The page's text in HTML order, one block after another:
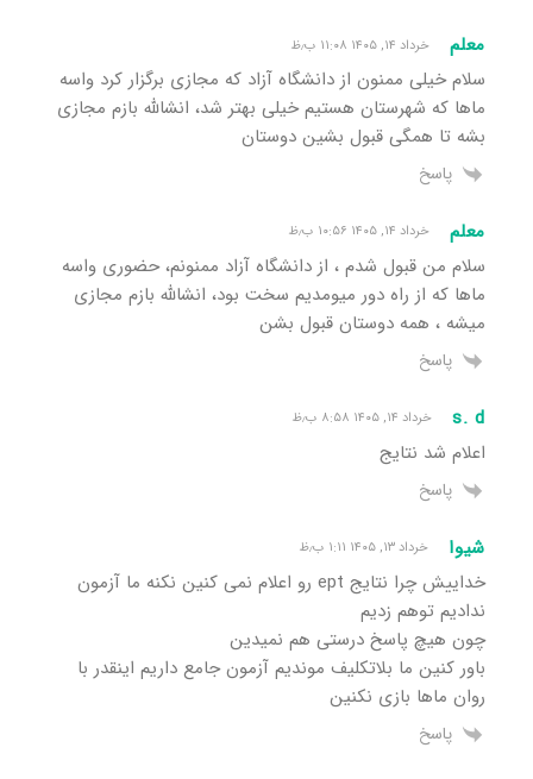
معلم خرداد ۱۴, ۱۴۰۵ ۱۱:۰۸ ب٫ظ
سلام خیلی ممنون از دانشگاه آزاد که مجازی برگزار کرد واسه
ماها که شهرستان هستیم خیلی بهتر شد، انشالله بازم مجازی
بشه تا همگی قبول بشین دوستان
پاسخ
معلم خرداد ۱۴, ۱۴۰۵ ۱۰:۵۶ ب٫ظ
سلام من قبول شدم ، از دانشگاه آزاد ممنونم، حضوری واسه
ماها که از راه دور میومدیم سخت بود، انشالله بازم مجازی
میشه ، همه دوستان قبول بشن
پاسخ
s. d خرداد ۱۴, ۱۴۰۵ ۸:۵۸ ب٫ظ
اعلام شد نتایج
پاسخ
شیوا خرداد ۱۳, ۱۴۰۵ ۱:۱۱ ب٫ظ
خداییش چرا نتایج ept رو اعلام نمی کنین نکنه ما آزمون
ندادیم توهم زدیم
چون هیچ پاسخ درستی هم نمیدین
باور کنین ما بلاتکلیف موندیم آزمون جامع داریم اینقدر با
روان ماها بازی نکنین
پاسخ